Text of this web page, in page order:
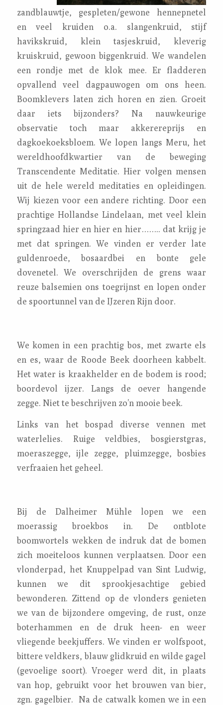
zandblauwtje, gespleten/gewone hennepnetel
en veel kruiden o.a. slangenkruid, stijf
havikskruid, klein tasjeskruid, kleverig
kruiskruid, gewoon biggenkruid. We wandelen
een rondje met de klok mee. Er fladderen
opvallend veel dagpauwogen om ons heen.
Boomklevers laten zich horen en zien. Groeit
daar iets bijzonders? Na nauwkeurige
observatie toch maar akkerereprijs en
dagkoekoeksbloem. We lopen langs Meru, het
wereldhoofdkwartier van de beweging
Transcendente Meditatie. Hier volgen mensen
uit de hele wereld meditaties en opleidingen.
Wij kiezen voor een andere richting. Door een
prachtige Hollandse Lindelaan, met veel klein
springzaad hier en hier en hier…….. dat krijg je
met dat springen. We vinden er verder late
guldenroede, bosaardbei en bonte gele
dovenetel. We overschrijden de grens waar
reuze balsemien ons toegrijnst en lopen onder
de spoortunnel van de IJzeren Rijn door.
We komen in een prachtig bos, met zwarte els
en es, waar de Roode Beek doorheen kabbelt.
Het water is kraakhelder en de bodem is rood;
boordevol ijzer. Langs de oever hangende
zegge. Niet te beschrijven zo’n mooie beek.
Links van het bospad diverse vennen met
waterlelies. Ruige veldbies, bosgierstgras,
moeraszegge, ijle zegge, pluimzegge, bosbies
verfraaien het geheel.
Bij de Dalheimer Mühle lopen we een
moerassig broekbos in. De ontblote
boomwortels wekken de indruk dat de bomen
zich moeiteloos kunnen verplaatsen. Door een
vlonderpad, het Knuppelpad van Sint Ludwig,
kunnen we dit sprookjesachtige gebied
bewonderen. Zittend op de vlonders genieten
we van de bijzondere omgeving, de rust, onze
boterhammen en de druk heen- en weer
vliegende beekjuffers. We vinden er wolfspoot,
bittere veldkers, blauw glidkruid en wilde gagel
(gevoelige soort). Vroeger werd dit, in plaats
van hop, gebruikt voor het brouwen van bier,
zgn. gagelbier. Na de catwalk komen we in een